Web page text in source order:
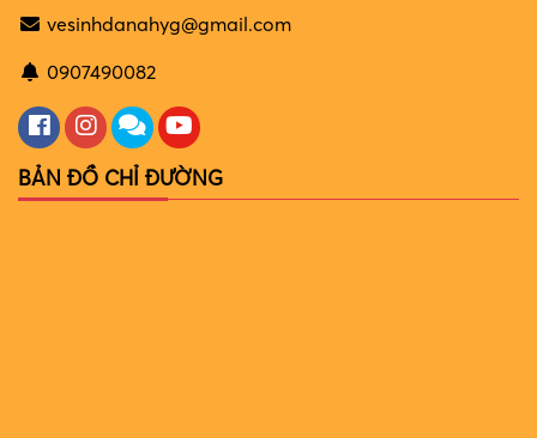
vesinhdanahyg@gmail.com
0907490082
BẢN ĐỒ CHỈ ĐƯỜNG